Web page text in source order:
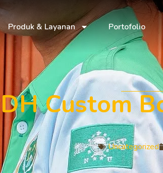
Produk & Layanan Portofolio
Custom
Uncategorized